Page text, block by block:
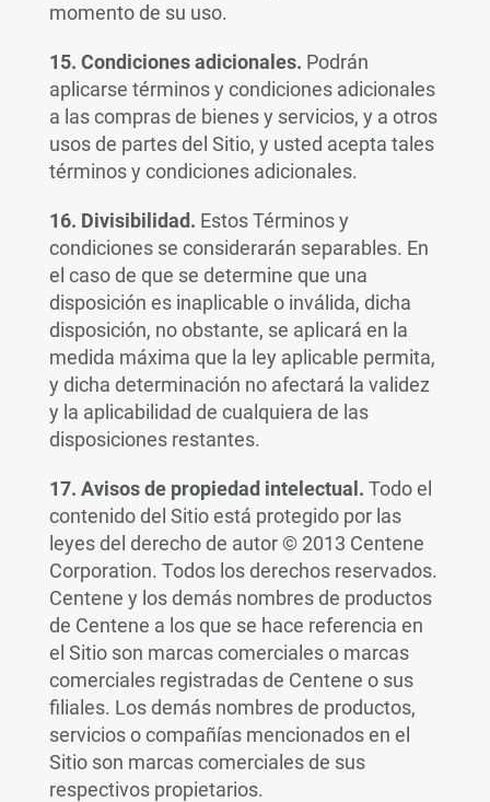
momento de su uso.
15. Condiciones adicionales. Podrán
aplicarse términos y condiciones adicionales
a las compras de bienes y servicios, y a otros
usos de partes del Sitio, y usted acepta tales
términos y condiciones adicionales.
16. Divisibilidad. Estos Términos y
condiciones se considerarán separables. En
el caso de que se determine que una
disposición es inaplicable o inválida, dicha
disposición, no obstante, se aplicará en la
medida máxima que la ley aplicable permita,
y dicha determinación no afectará la validez
y la aplicabilidad de cualquiera de las
disposiciones restantes.
17. Avisos de propiedad intelectual. Todo el
contenido del Sitio está protegido por las
leyes del derecho de autor © 2013 Centene
Corporation. Todos los derechos reservados.
Centene y los demás nombres de productos
de Centene a los que se hace referencia en
el Sitio son marcas comerciales o marcas
comerciales registradas de Centene o sus
filiales. Los demás nombres de productos,
servicios o compañías mencionados en el
Sitio son marcas comerciales de sus
respectivos propietarios.